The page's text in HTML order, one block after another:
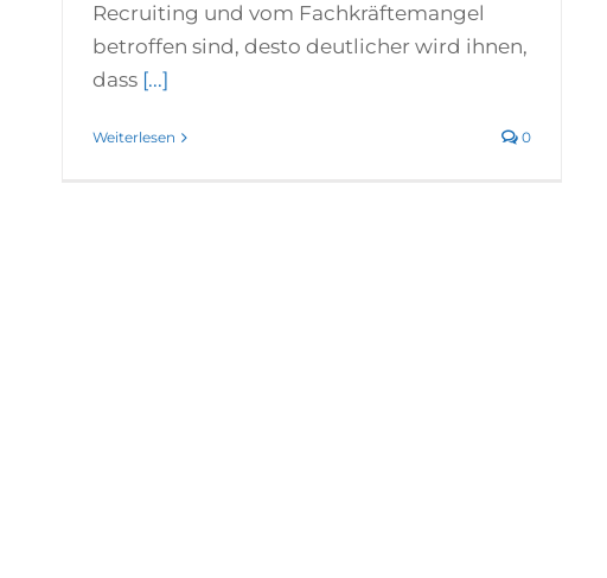
Recruiting und vom Fachkräftemangel
betroffen sind, desto deutlicher wird ihnen,
dass [...]
Weiterlesen 0